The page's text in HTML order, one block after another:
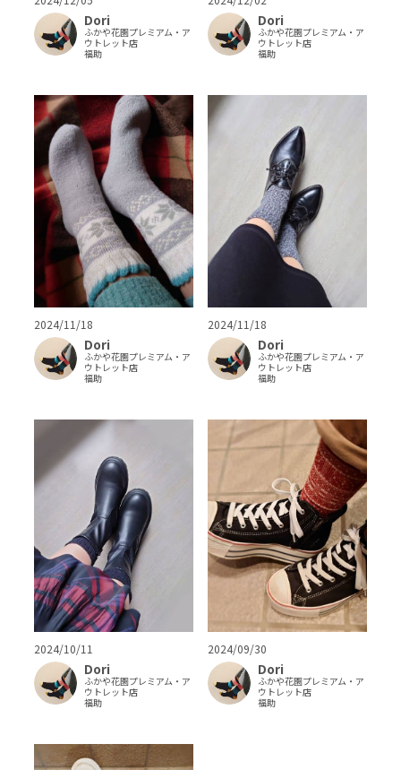
Dori
ふかや花園プレミアム・ア
ウトレット店
福助
Dori
ふかや花園プレミアム・ア
ウトレット店
福助
2024/11/18
Dori
ふかや花園プレミアム・ア
ウトレット店
福助
2024/11/18
Dori
ふかや花園プレミアム・ア
ウトレット店
福助
2024/10/11
Dori
ふかや花園プレミアム・ア
ウトレット店
福助
2024/09/30
Dori
ふかや花園プレミアム・ア
ウトレット店
福助